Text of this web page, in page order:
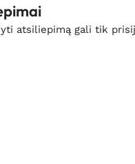
atsiliepimą gali tik